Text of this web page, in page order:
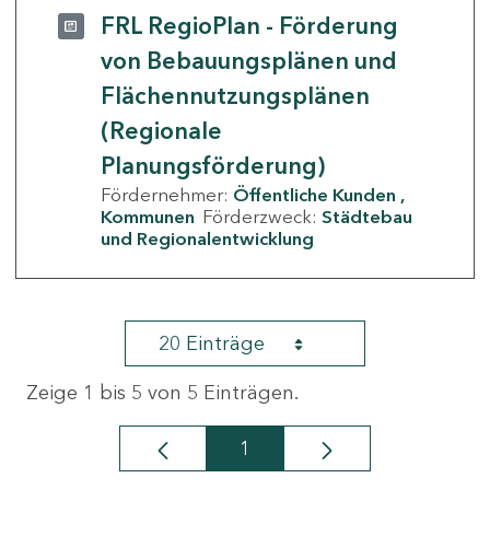
FRL RegioPlan - Förderung
von Bebauungsplänen und
Flächennutzungsplänen
(Regionale
Planungsförderung)
Fördernehmer: Öffentliche Kunden
Kommunen Förderzweck: Städtebau
und Regionalentwicklung
20 Einträge
Zeige 1 bis 5 von 5 Einträgen.
Seite
1